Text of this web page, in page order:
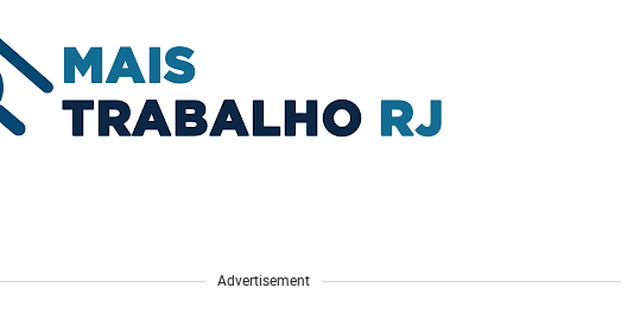
Advertisement